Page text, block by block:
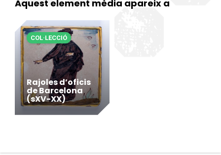
Aquest element mèdia apareix a
Rajoles d’oficis
de Barcelona
(sXV-XX)
COL·LECCIÓ